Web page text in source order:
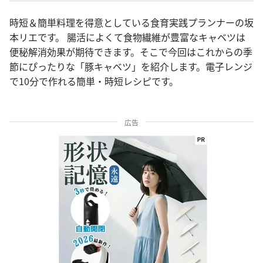
時短＆簡単料理を得意としている食育実践プランナーの坂
本リエです。 腸活によくて食物繊維が豊富なキャベツは
便秘解消効果が期待できます。そこで今回はこれからの季
節にぴったりな「豚キャベツ」を紹介します。電子レンジ
で10分で作れる簡単・時短レシピです。
広告